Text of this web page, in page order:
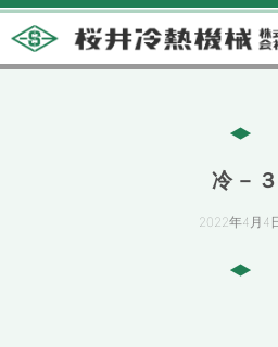
冷－３
2022年4月4